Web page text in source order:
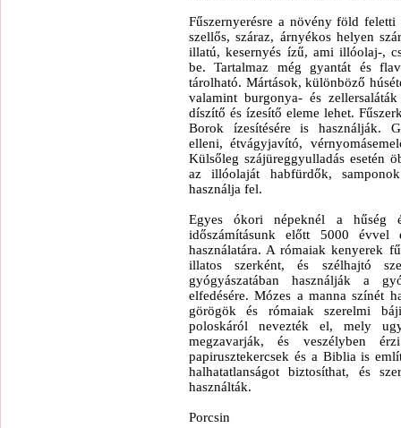
Fűszernyerésre a növény föld
szellős, száraz, árnyékos helyen
illatú, kesernyés ízű, ami illóolaj-,
be. Tartalmaz még gyantát és
tárolható. Mártások, különböző
valamint burgonya- és
díszítő és ízesítő eleme lehet.
Borok ízesítésére is használják.
elleni, étvágyjavító,
Külsőleg szájüreggyulladás esetén
az illóolaját habfürdők,
használja fel.
Egyes ókori népeknél a hűség
időszámításunk előtt 5000 évvel
használatára. A rómaiak kenyerek
illatos szerként, és szélhajtó
gyógyászatában használják a
elfedésére. Mózes a manna színét
görögök és rómaiak szerelmi
poloskáról nevezték el, mely
megzavarják, és veszélyben
papirusztekercsek és a Biblia is
halhatatlanságot biztosíthat, és
használták.
Porcsin